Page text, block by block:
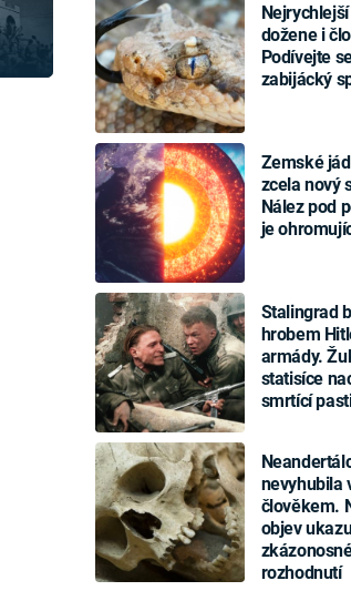
dožene i
Podívejte
zabijácký
Zemské
zcela nový
Nález pod
je
Stalingrad
hrobem
armády.
statisíce
smrtící
nevyhubila
člověkem.
objev
rozhodnutí